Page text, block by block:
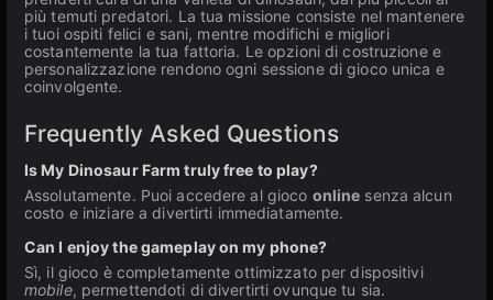
più temuti predatori. La tua missione consiste nel mantenere
i tuoi ospiti felici e sani, mentre modifichi e migliori
costantemente la tua fattoria. Le opzioni di costruzione e
personalizzazione rendono ogni sessione di gioco unica e
coinvolgente.
Frequently Asked Questions
Is My Dinosaur Farm truly free to play?
Assolutamente. Puoi accedere al gioco online senza alcun
costo e iniziare a divertirti immediatamente.
Can I enjoy the gameplay on my phone?
Sì, il gioco è completamente ottimizzato per dispositivi
mobile, permettendoti di divertirti ovunque tu sia.